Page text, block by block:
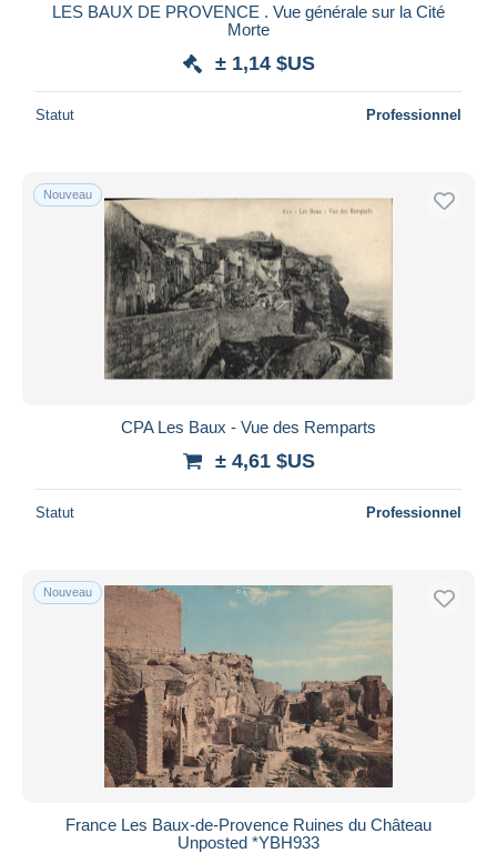
LES BAUX DE PROVENCE . Vue générale sur la Cité
Morte
± 1,14 $US
Statut Professionnel
Nouveau
CPA Les Baux - Vue des Remparts
± 4,61 $US
Statut Professionnel
Nouveau
France Les Baux-de-Provence Ruines du Château
Unposted *YBH933